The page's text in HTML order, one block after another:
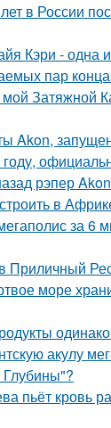
в России
Кэри - одна
пар
Затяжной
Akon,
рэпер
в
за 6
море
акулу
пьёт кровь